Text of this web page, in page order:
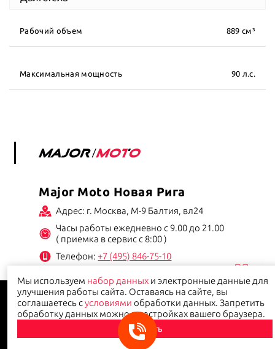
Мы используем набор данных и электронные данные для
улучшения работы сайта. Оставаясь на сайте, вы
соглашаетесь сусловиями обработки данных. Запретить
обработку данных можно в настройках вашего браузера.
Принять
Рабочий объем 889 см³
Максимальная мощность 90 л.с.
Major Moto Новая Рига
Адрес: г. Москва, М-9 Балтия, вл24
Часы работы ежедневно с 9.00 до 21.00
( приемка в сервис с 8:00 )
Телефон:+7 (495) 846-75-10
Данный сайт носит информационно-справочный характер и ни при каких условиях не
является публичной офертой.
Политика конфиденциальности
© 2026Major-moto.ru- продажа мотоциклов, квадроциклов и другой мототехники в
Москве